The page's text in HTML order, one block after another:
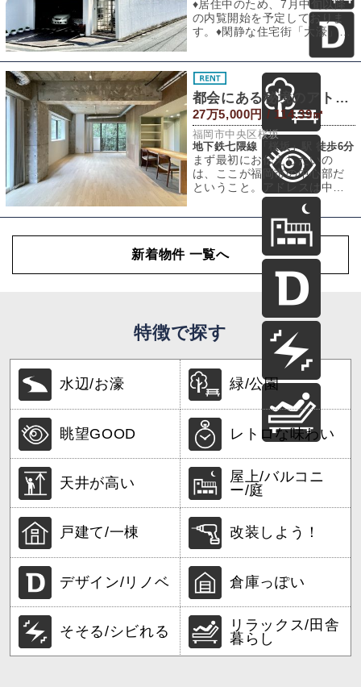
♦︎居住中のため、7月中旬以降
の内覧開始を予定しておりま
す。♦︎閑静な住宅街「大濠」に
おいて見るからに異風を放つ
モコモコ
都会にある秘境のアトリエ
27万5,000円 / 114.39㎡
福岡市中央区桜坂
地下鉄七隈線「桜坂」駅 徒歩6分
まず最初にお伝えしたいの
は、ここが福岡市の中心部だ
ということ。アドレスは中央
区桜坂。このエリアの中でも
特に緑が豊かな場所
新着物件 一覧へ
特徴で探す
水辺/お濠 緑/公園
眺望GOOD レトロな味わい
天井が高い
屋上/バルコニ
ー/庭
戸建て/一棟 改装しよう！
デザイン/リノベ 倉庫っぽい
そそる/シビれる
リラックス/田舎
暮らし